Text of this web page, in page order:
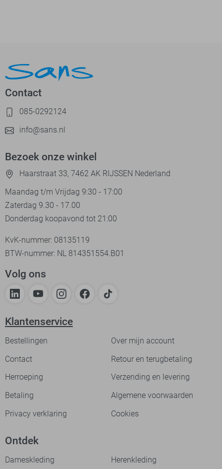
Contact
085-0292124
info@sans.nl
Bezoek onze winkel
Haarstraat 33, 7462 AK RIJSSEN Nederland
Maandag t/m Vrijdag 9:30 - 17:00
Zaterdag 9.30 - 17.00
Donderdag koopavond tot 21:00
KvK-nummer: 08135119
BTW-nummer: NL 814351554.B01
Volg ons
Klantenservice
Bestellingen
Over mijn account
Contact
Retour en terugbetaling
Herroeping
Verzending en levering
Betaling
Algemene voorwaarden
Privacy verklaring
Cookies
Ontdek
Dameskleding
Herenkleding